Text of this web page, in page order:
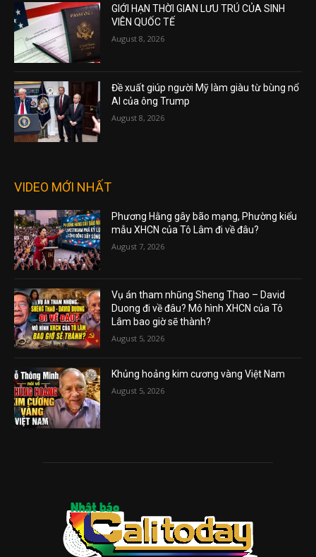
GIỚI HẠN THỜI GIAN LƯU TRÚ CỦA SINH
VIÊN QUỐC TẾ
August 8, 2026
Đề xuất giúp người Mỹ làm giàu từ bùng nổ
AI của ông Trump
August 8, 2026
VIDEO MỚI NHẤT
Phương Hằng gây bão mạng, Phường kiểu
mẫu XHCN của Tô Lâm đi về đâu?
August 7, 2026
Vụ án tham nhũng Sheng Thao – David
Duong đi về đâu? Mô hình XHCN của Tô
Lâm bao giờ sẽ thành?
August 5, 2026
Khủng hoảng kim cương vàng Việt Nam
August 5, 2026